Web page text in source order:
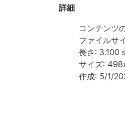
詳細
コンテンツ
ファイルサ
長さ: 3.100
サイズ:
作成: 5/1/